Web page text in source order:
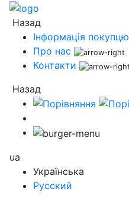
Назад
Інформація покупцю
Про нас
Контакти
Назад
ua
Українська
Русский